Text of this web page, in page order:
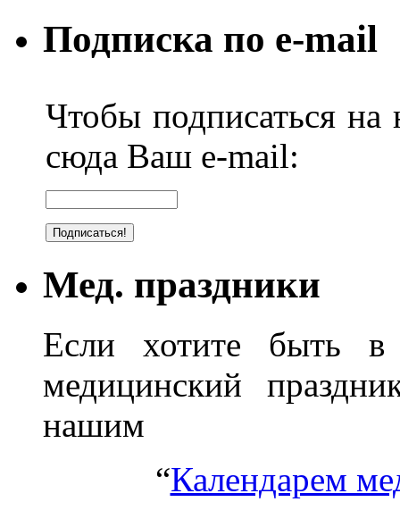
Подписка по e-mail
Чтобы подписаться на
сюда Ваш e-mail:
Мед. праздники
Если хотите быть в
медицинский
нашим
“Календарем